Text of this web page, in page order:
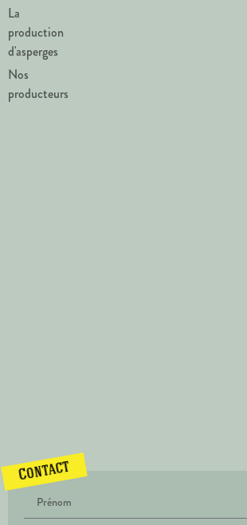
La
production
d'asperges
Nos
producteurs
Contact